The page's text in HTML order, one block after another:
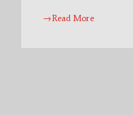
→Read More